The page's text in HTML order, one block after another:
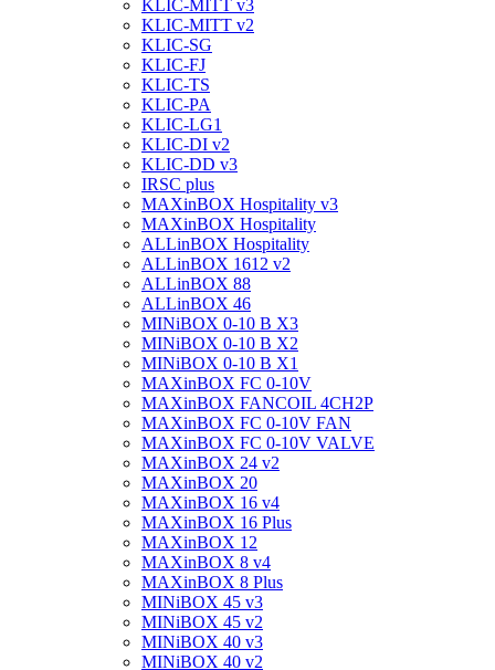
KLIC-MITT v3
KLIC-MITT v2
KLIC-SG
KLIC-FJ
KLIC-TS
KLIC-PA
KLIC-LG1
KLIC-DI v2
KLIC-DD v3
IRSC plus
MAXinBOX Hospitality v3
MAXinBOX Hospitality
ALLinBOX Hospitality
ALLinBOX 1612 v2
ALLinBOX 88
ALLinBOX 46
MINiBOX 0-10 В X3
MINiBOX 0-10 В X2
MINiBOX 0-10 В X1
MAXinBOX FC 0-10V
MAXinBOX FANCOIL 4CH2P
MAXinBOX FC 0-10V FAN
MAXinBOX FC 0-10V VALVE
MAXinBOX 24 v2
MAXinBOX 20
MAXinBOX 16 v4
MAXinBOX 16 Plus
MAXinBOX 12
MAXinBOX 8 v4
MAXinBOX 8 Plus
MINiBOX 45 v3
MINiBOX 45 v2
MINiBOX 40 v3
MINiBOX 40 v2